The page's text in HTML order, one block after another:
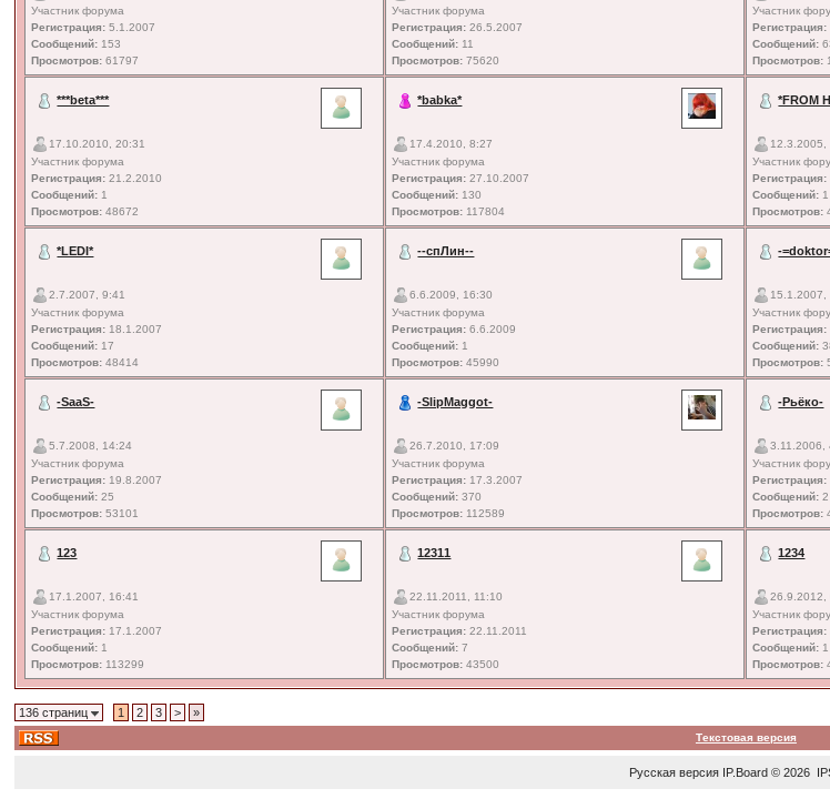
Участник форума
Регистрация: 5.1.2007
Сообщений: 153
Просмотров: 61797
Участник форума
Регистрация: 26.5.2007
Сообщений: 11
Просмотров: 75620
Участник
Регистрация:
Сообщений:
Просмотров:
***beta***
17.10.2010, 20:31
Участник форума
Регистрация: 21.2.2010
Сообщений: 1
Просмотров: 48672
*babka*
17.4.2010, 8:27
Участник форума
Регистрация: 27.10.2007
Сообщений: 130
Просмотров: 117804
*FROM
12.3.2005,
Участник
Регистрация:
Сообщений: 1
Просмотров:
*LEDI*
2.7.2007, 9:41
Участник форума
Регистрация: 18.1.2007
Сообщений: 17
Просмотров: 48414
--спЛин--
6.6.2009, 16:30
Участник форума
Регистрация: 6.6.2009
Сообщений: 1
Просмотров: 45990
-
15.1.2007,
Участник
Регистрация:
Сообщений:
Просмотров:
-SaaS-
5.7.2008, 14:24
Участник форума
Регистрация: 19.8.2007
Сообщений: 25
Просмотров: 53101
-SlipMaggot-
26.7.2010, 17:09
Участник форума
Регистрация: 17.3.2007
Сообщений: 370
Просмотров: 112589
-Рьёко-
3.11.2006,
Участник
Регистрация:
Сообщений: 2
Просмотров:
123
17.1.2007, 16:41
Участник форума
Регистрация: 17.1.2007
Сообщений: 1
Просмотров: 113299
12311
22.11.2011, 11:10
Участник форума
Регистрация: 22.11.2011
Сообщений: 7
Просмотров: 43500
1234
26.9.2012,
Участник
Регистрация:
Сообщений: 1
Просмотров:
136 страниц 1 2 3 > »
Текстовая версия
Русская версия IP.Board© 2026